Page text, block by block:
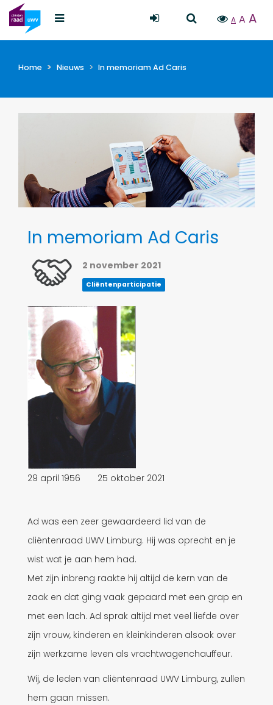
A A A
Home Nieuws In memoriam Ad Caris
In memoriam Ad Caris
2 november 2021
Cliëntenparticipatie
29 april 1956 25 oktober 2021
Ad was een zeer gewaardeerd lid van de
cliëntenraad UWV Limburg. Hij was oprecht en je
wist wat je aan hem had.
Met zijn inbreng raakte hij altijd de kern van de
zaak en dat ging vaak gepaard met een grap en
met een lach. Ad sprak altijd met veel liefde over
zijn vrouw, kinderen en kleinkinderen alsook over
zijn werkzame leven als vrachtwagenchauffeur.
Wij, de leden van cliëntenraad UWV Limburg, zullen
hem gaan missen.